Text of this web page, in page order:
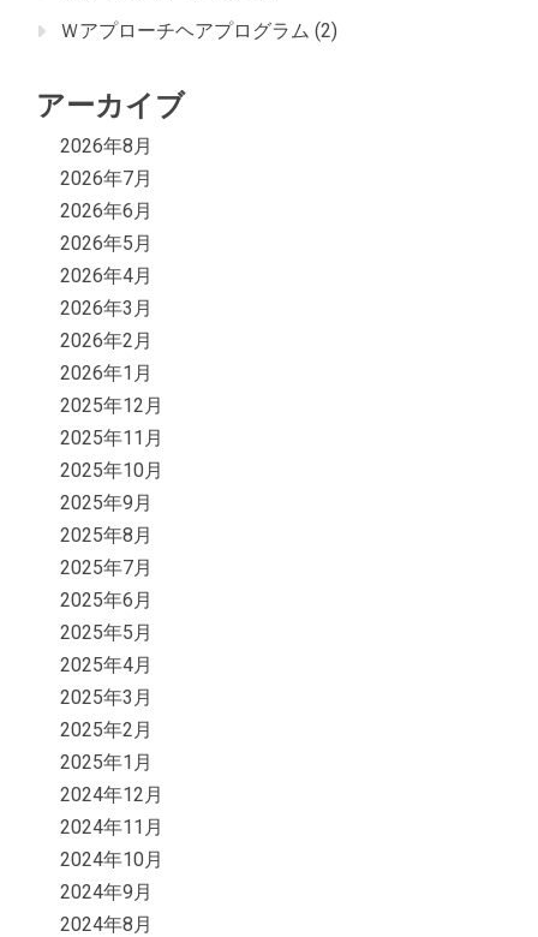
Ｗアプローチヘアプログラム (2)
アーカイブ
2026年8月
2026年7月
2026年6月
2026年5月
2026年4月
2026年3月
2026年2月
2026年1月
2025年12月
2025年11月
2025年10月
2025年9月
2025年8月
2025年7月
2025年6月
2025年5月
2025年4月
2025年3月
2025年2月
2025年1月
2024年12月
2024年11月
2024年10月
2024年9月
2024年8月